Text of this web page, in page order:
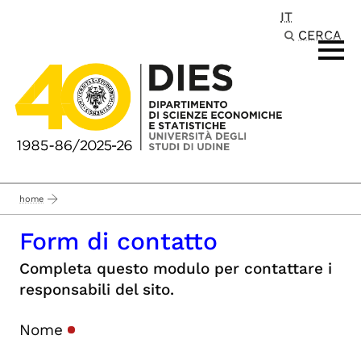
IT
CERCA
home
Form di contatto
Completa questo modulo per contattare i
responsabili del sito.
Nome